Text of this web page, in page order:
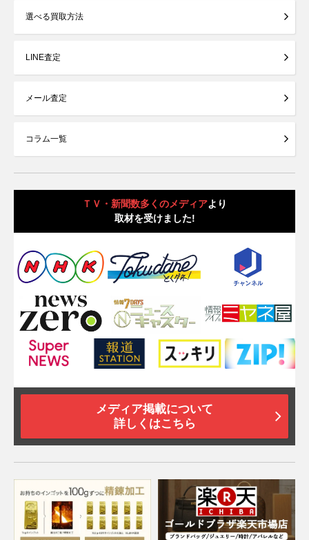
選べる買取方法
LINE査定
メール査定
コラム一覧
ＴＶ・新聞数多くのメディアより
取材を受けました!
メディア掲載について
詳しくはこちら